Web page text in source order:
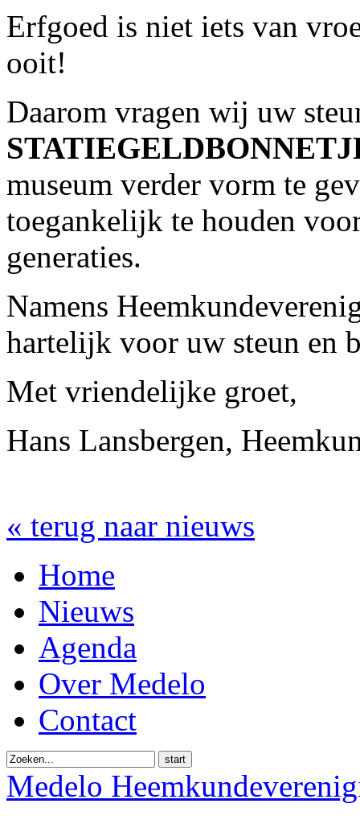
Erfgoed is niet iets van
ooit!
Daarom vragen wij uw
museum verder vorm te
toegankelijk te houden
generaties.
Namens
hartelijk voor uw steun en
Met vriendelijke groet,
Hans Lansbergen,
« terug naar nieuws
Home
Nieuws
Agenda
Over Medelo
Contact
start
Medelo